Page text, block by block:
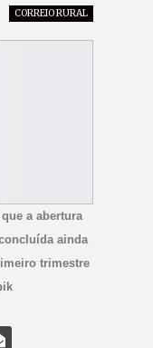
CORREIO RURAL
a abertura
ainda
trimestre